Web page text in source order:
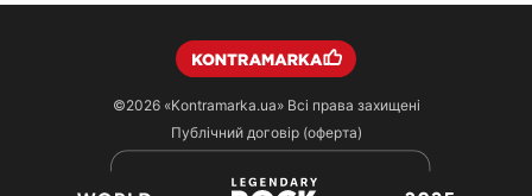
©2026 «Kontramarka.ua»Всі права захищені
Публічний договір (оферта)